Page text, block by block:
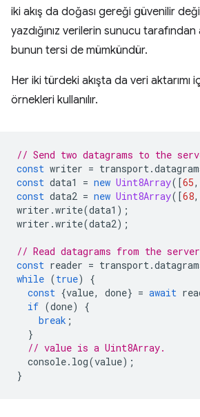
iki akış da doğası gereği güvenilir
yazdığınız verilerin sunucu tarafından
bunun tersi de mümkündür.
Her iki türdeki akışta da veri aktarımı
örnekleri kullanılır.
// Send two datagrams to the
const writer = transport.
const data1 = new Uint8Array([65,
const data2 = new Uint8Array([68,
writer .write(data1 );
writer .write(data2);
// Read datagrams from the
const reader = transport.
while (true)
{
const {value, done} = await
if (done)
{
break ;
}
// value is a Uint8Array.
console. log(value);
}